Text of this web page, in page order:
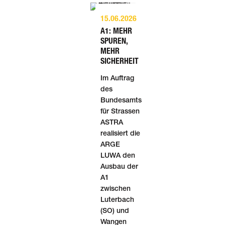
genutzt. Marti Basel errichtet den Roh­bau dieses zukunfts­
BIM-to-field beim Neubau des Kantons­spitales Aarau (KSA)
In Aarau ist der Neu­bau des Spital­projektes «Dreiklang» in vollem
Gange. Rund 18 Monate nehmen die Arbeiten am Roh­bau total in
An­spruch. Marti arbeitet auf dieser Gross­bau­stelle mit der BIM-to-
Bauen, wo andere die Aussicht geniessen
Mit seinem über 3’000 Meter hohen Gipfel zählt der Titlis zu den
inter­na­tio­nal bekann­tes­ten Aus­flugs­zielen der Schweiz. Um die
touris­ti­sche Infra­struk­tur auf dem Gipfel lang­fristig zu sichern und
wei­ter­zu­ent­wickeln, ent­steht un­ter der Lei­tung der Titlis Berg­bah­
nen das Pro­jekt TITLIS. Das renom­mierte Archi­tektur­büro Herzog &
de Meuron wurde beauf­tragt, die bau­liche Zukunft des Gipfels in
15.06.2026
A1: MEHR
SPUREN,
MEHR
SICHERHEIT
Im Auftrag
des
Bundesamts
für Strassen
ASTRA
realisiert die
ARGE
LUWA den
Ausbau der
A1
zwischen
Luterbach
(SO) und
Wangen